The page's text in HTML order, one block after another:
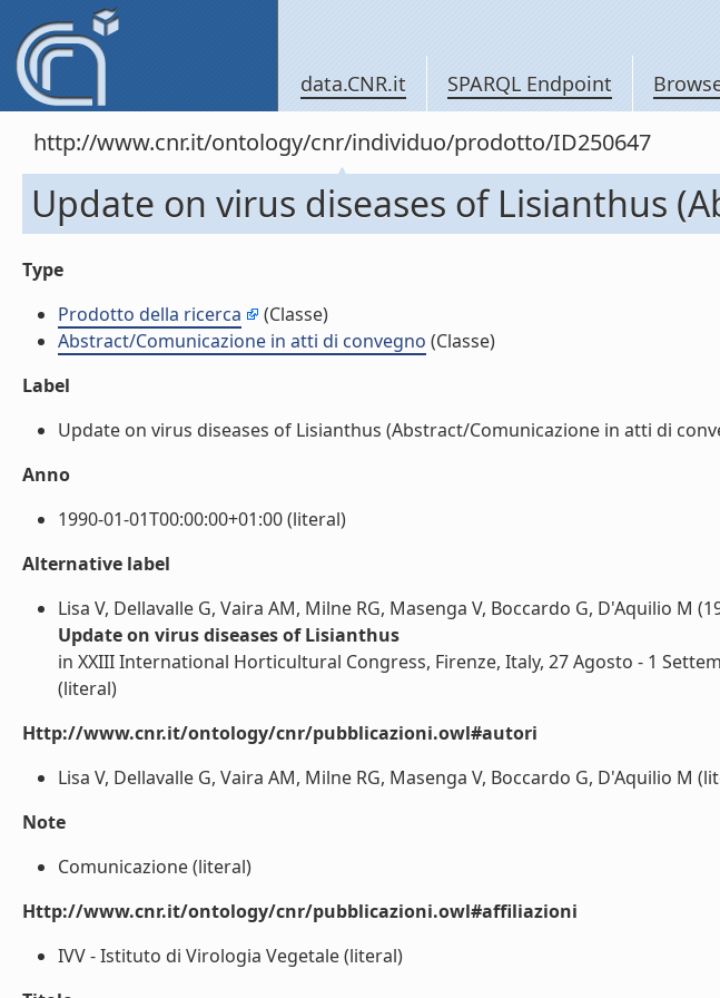
data.CNR.it SPARQL Endpoint
http://www.cnr.it/ontology/cnr/individuo/prodotto/ID250647
Update on virus diseases of Lisianthus
Type
Prodotto della ricerca
(Classe)
Abstract/Comunicazione in atti di convegno (Classe)
Label
Update on virus diseases of Lisianthus (Abstract/Comunicazione in atti di
Anno
1990-01-01T00:00:00+01:00 (literal)
Alternative label
Lisa V, Dellavalle G, Vaira AM, Milne RG, Masenga V, Boccardo G, D'Aquilio M
Update on virus diseases of Lisianthus
in XXIII International Horticultural Congress, Firenze, Italy, 27 Agosto - 1
(literal)
Http://www.cnr.it/ontology/cnr/pubblicazioni.owl#autori
Lisa V, Dellavalle G, Vaira AM, Milne RG, Masenga V, Boccardo G, D'Aquilio M
Note
Comunicazione (literal)
Http://www.cnr.it/ontology/cnr/pubblicazioni.owl#affiliazioni
IVV - Istituto di Virologia Vegetale (literal)